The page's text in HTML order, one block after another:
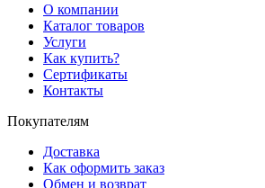
О компании
Каталог товаров
Услуги
Как купить?
Сертификаты
Контакты
Покупателям
Доставка
Как оформить заказ
Обмен и возврат